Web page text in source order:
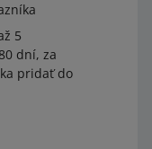
5
dní, za
pridať do